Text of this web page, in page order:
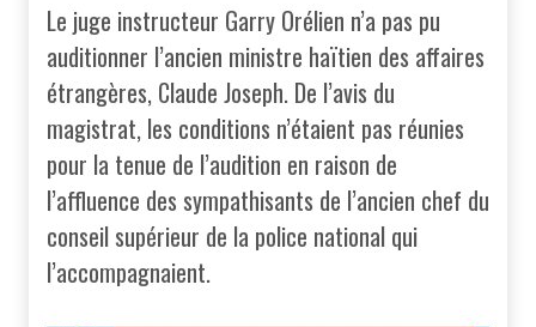
Le juge instructeur Garry Orélien n’a pas pu
auditionner l’ancien ministre haïtien des affaires
étrangères, Claude Joseph. De l’avis du
magistrat, les conditions n’étaient pas réunies
pour la tenue de l’audition en raison de
l’affluence des sympathisants de l’ancien chef du
conseil supérieur de la police national qui
l’accompagnaient.